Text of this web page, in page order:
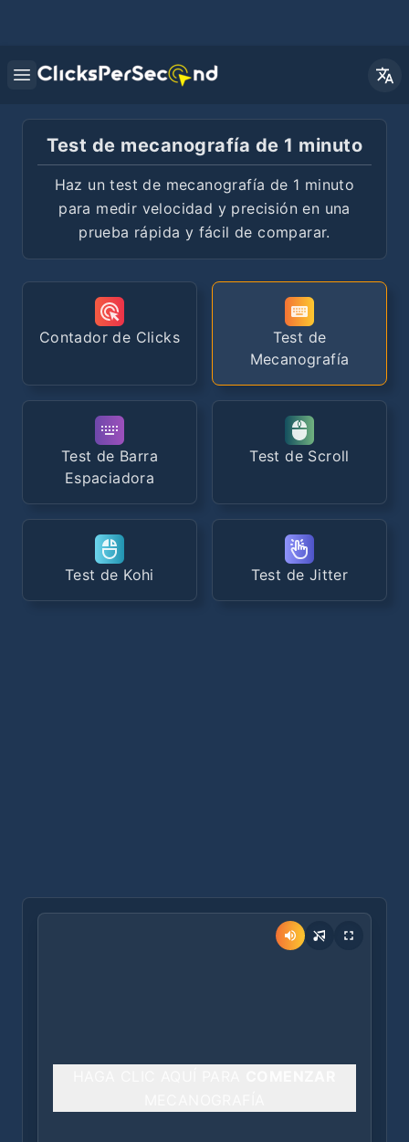
Open main menu
Test de mecanografía de 1 minuto
Haz un test de mecanografía de 1 minuto
para medir velocidad y precisión en una
prueba rápida y fácil de comparar.
Contador de Clicks
Test de
Mecanografía
Test de Barra
Espaciadora
Test de Scroll
Test de Kohi Test de Jitter